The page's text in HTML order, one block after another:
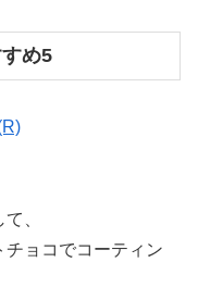
め5
、
チョコでコーティン